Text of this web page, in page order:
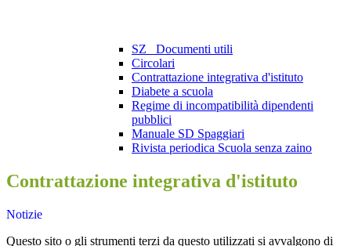
SZ_ Documenti utili
Circolari
Contrattazione integrativa d'istituto
Diabete a scuola
Regime di incompatibilità dipendenti
pubblici
Manuale SD Spaggiari
Rivista periodica Scuola senza zaino
Contrattazione integrativa d'istituto
Notizie
Questo sito o gli strumenti terzi da questo utilizzati si avvalgono di